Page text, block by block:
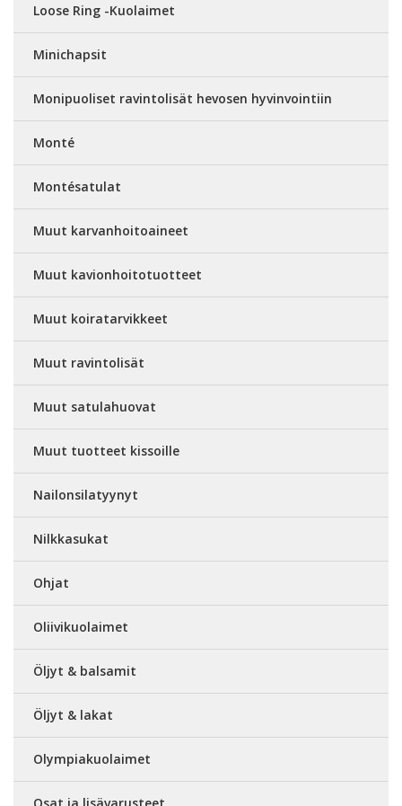
Loose Ring -Kuolaimet
Minichapsit
Monipuoliset ravintolisät hevosen hyvinvointiin
Monté
Montésatulat
Muut karvanhoitoaineet
Muut kavionhoitotuotteet
Muut koiratarvikkeet
Muut ravintolisät
Muut satulahuovat
Muut tuotteet kissoille
Nailonsilatyynyt
Nilkkasukat
Ohjat
Oliivikuolaimet
Öljyt & balsamit
Öljyt & lakat
Olympiakuolaimet